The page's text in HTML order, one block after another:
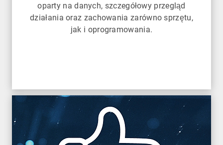
oparty na danych, szczegółowy przegląd
działania oraz zachowania zarówno sprzętu,
jak i oprogramowania.